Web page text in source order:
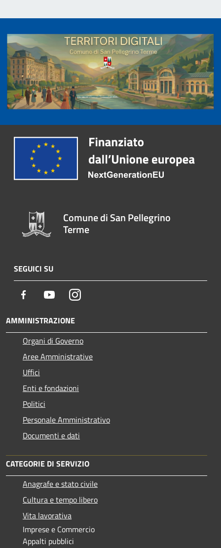
Comune di San Pellegrino
Terme
SEGUICI SU
Facebook YoutubeInstagram
AMMINISTRAZIONE
Organi di Governo
Aree Amministrative
Uffici
Enti e fondazioni
Politici
Personale Amministrativo
Documenti e dati
CATEGORIE DI SERVIZIO
Anagrafe e stato civile
Cultura e tempo libero
Vita lavorativa
Imprese e Commercio
Appalti pubblici